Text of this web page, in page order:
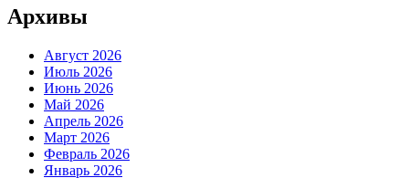
Архивы
Август 2026
Июль 2026
Июнь 2026
Май 2026
Апрель 2026
Март 2026
Февраль 2026
Январь 2026